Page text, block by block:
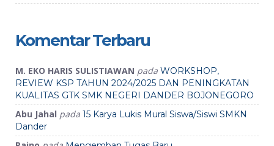
Komentar Terbaru
M. EKO HARIS SULISTIAWAN pada WORKSHOP,
REVIEW KSP TAHUN 2024/2025 DAN PENINGKATAN
KUALITAS GTK SMK NEGERI DANDER BOJONEGORO
Abu Jahal pada 15 Karya Lukis Mural Siswa/Siswi SMKN
Dander